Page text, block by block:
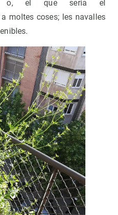
o, el que seria el
moltes coses; les navalles